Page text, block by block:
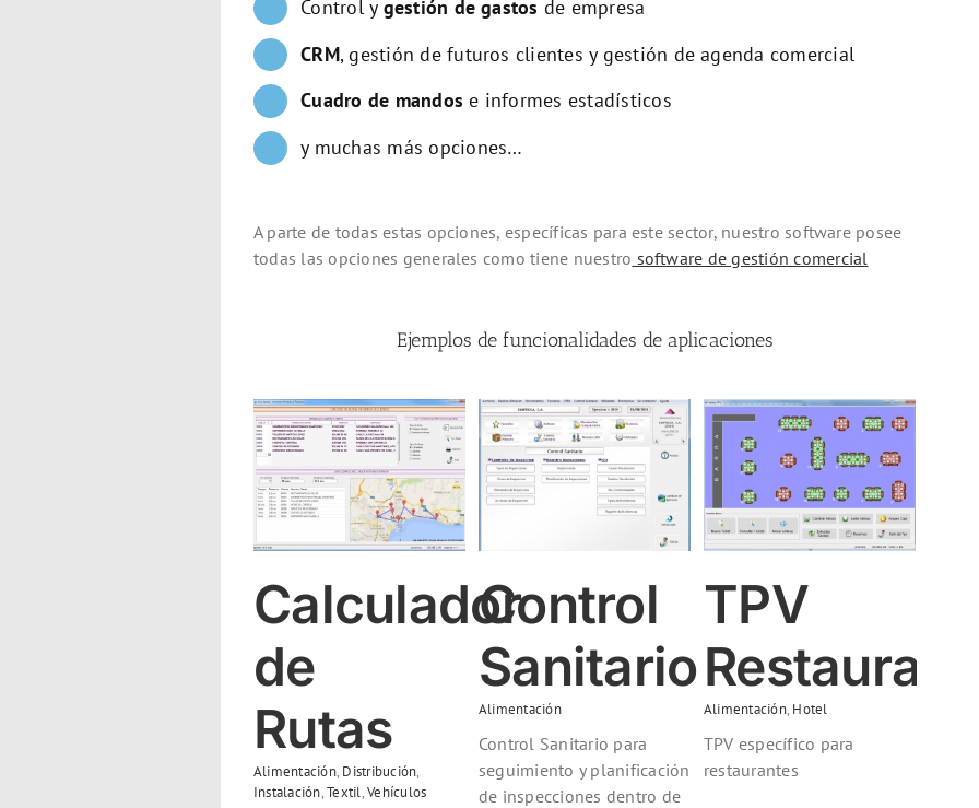
Control y gestión de gastos de empresa
CRM, gestión de futuros clientes y gestión de agenda comercial
Cuadro de mandos e informes estadísticos
y muchas más opciones…
A parte de todas estas opciones, específicas para este sector, nuestro software posee
todas las opciones generales como tiene nuestro software de gestión comercial
Ejemplos de funcionalidades de aplicaciones
Calculador
de
Rutas
Alimentación, Distribución,
Instalación,Textil,Vehículos
Control Sanitario
Alimentación
Control
Sanitario
Alimentación
Control Sanitario para
seguimiento y planificación
de inspecciones dentro de
TPV Restaurantes
Alimentación Hotel
TPV
Alimentación, Hotel
TPV específico para
restaurantes